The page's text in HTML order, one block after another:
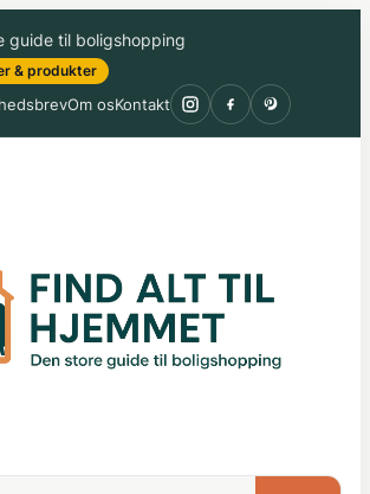
guide til boligshopping
& produkter
Om osKontakt